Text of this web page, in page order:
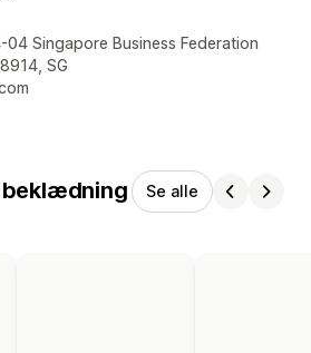
04 Singapore Business Federation
SG
beklædning Se alle